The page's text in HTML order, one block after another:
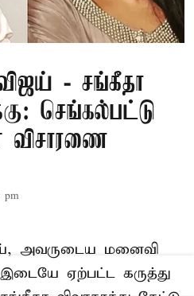
- சங்கீதா
செங்கல்பட்டு
விசாரணை
pm
அவருடைய மனைவி
ஏற்பட்ட கருத்து